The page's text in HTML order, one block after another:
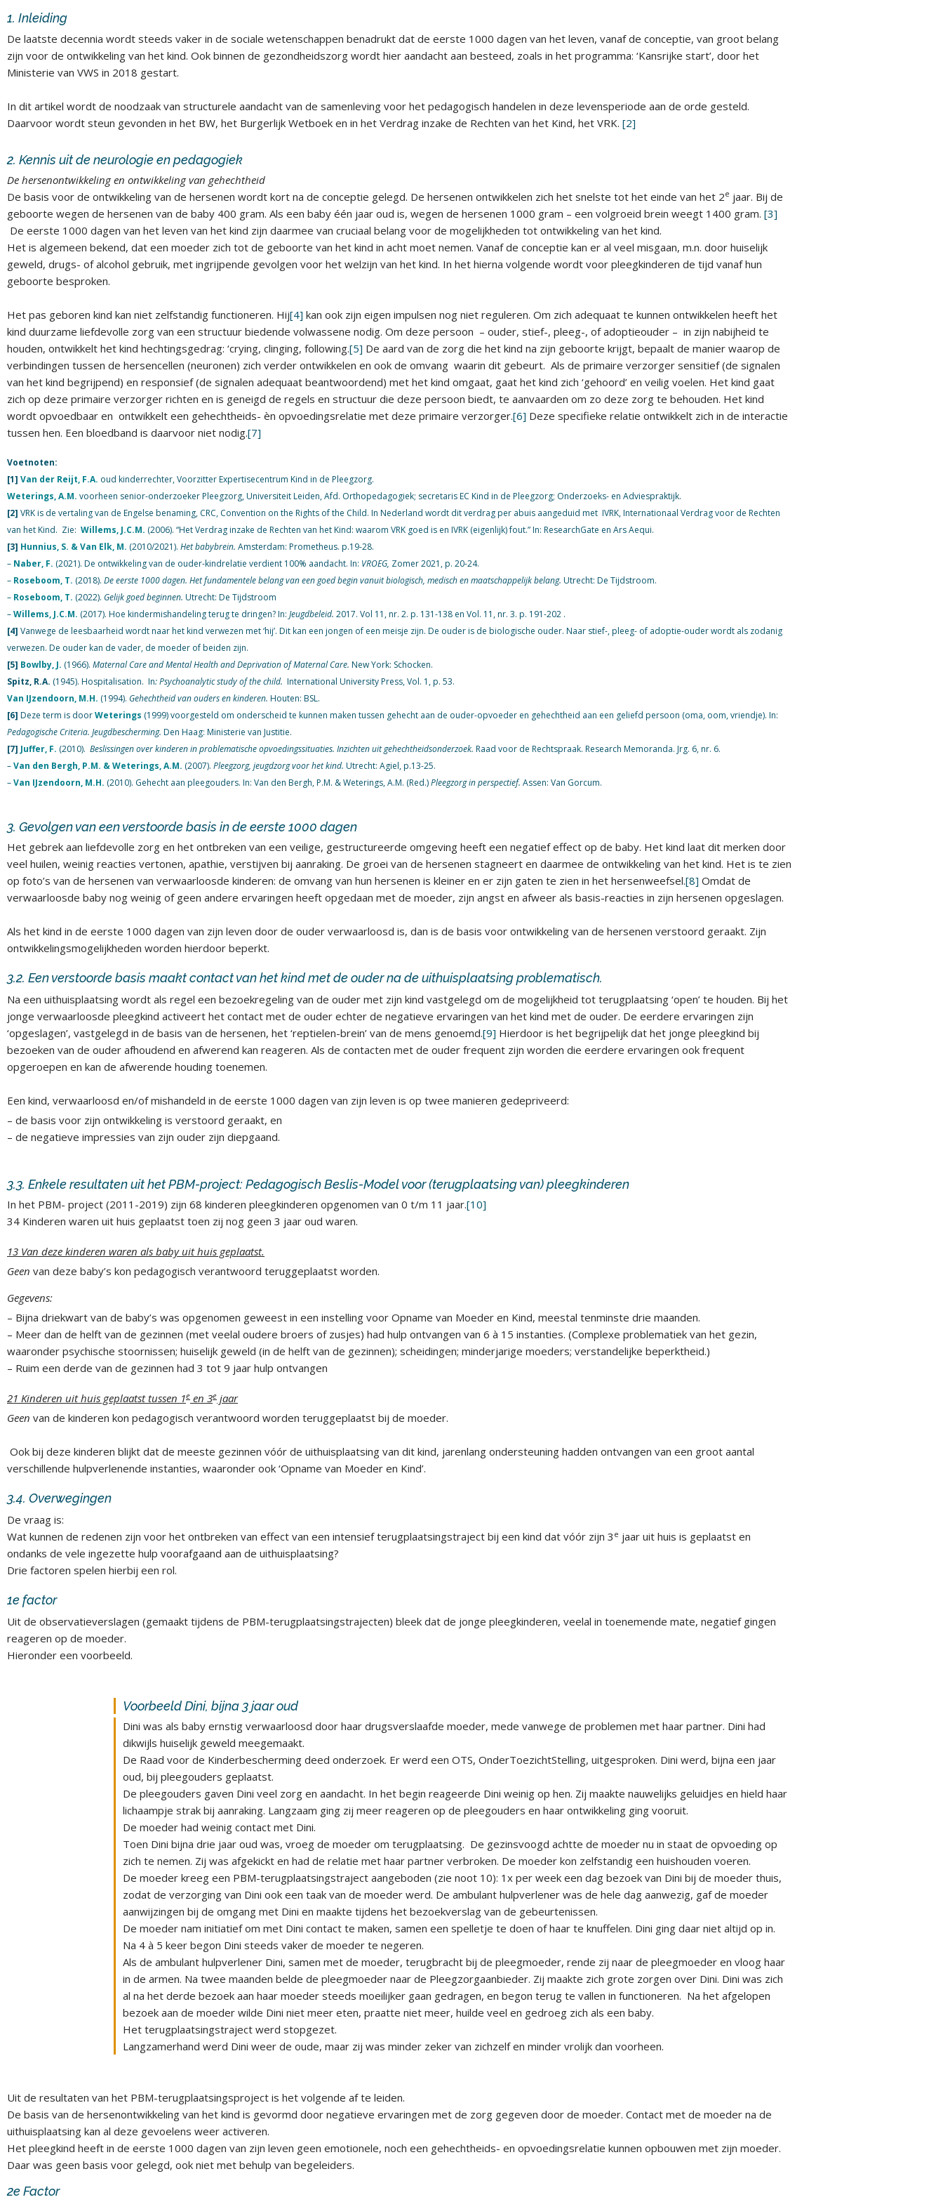
1. Inleiding
De laatste decennia wordt steeds vaker in de sociale wetenschappen benadrukt dat de eerste 1000 dagen van het leven, vanaf de conceptie, van groot belang
zijn voor de ontwikkeling van het kind. Ook binnen de gezondheidszorg wordt hier aandacht aan besteed, zoals in het programma: ‘Kansrijke start’, door het
Ministerie van VWS in 2018 gestart.
In dit artikel wordt de noodzaak van structurele aandacht van de samenleving voor het pedagogisch handelen in deze levensperiode aan de orde gesteld.
Daarvoor wordt steun gevonden in het BW, het Burgerlijk Wetboek en in het Verdrag inzake de Rechten van het Kind, het VRK. [2]
2. Kennis uit de neurologie en pedagogiek
De hersenontwikkeling en ontwikkeling van gehechtheid
De basis voor de ontwikkeling van de hersenen wordt kort na de conceptie gelegd. De hersenen ontwikkelen zich het snelste tot het einde van het 2e jaar. Bij de
geboorte wegen de hersenen van de baby 400 gram. Als een baby één jaar oud is, wegen de hersenen 1000 gram – een volgroeid brein weegt 1400 gram. [3]
De eerste 1000 dagen van het leven van het kind zijn daarmee van cruciaal belang voor de mogelijkheden tot ontwikkeling van het kind.
Het is algemeen bekend, dat een moeder zich tot de geboorte van het kind in acht moet nemen. Vanaf de conceptie kan er al veel misgaan, m.n. door huiselijk
geweld, drugs- of alcohol gebruik, met ingrijpende gevolgen voor het welzijn van het kind. In het hierna volgende wordt voor pleegkinderen de tijd vanaf hun
geboorte besproken.
Het pas geboren kind kan niet zelfstandig functioneren. Hij[4] kan ook zijn eigen impulsen nog niet reguleren. Om zich adequaat te kunnen ontwikkelen heeft het
kind duurzame liefdevolle zorg van een structuur biedende volwassene nodig. Om deze persoon – ouder, stief-, pleeg-, of adoptieouder – in zijn nabijheid te
houden, ontwikkelt het kind hechtingsgedrag: ‘crying, clinging, following.[5] De aard van de zorg die het kind na zijn geboorte krijgt, bepaalt de manier waarop de
verbindingen tussen de hersencellen (neuronen) zich verder ontwikkelen en ook de omvang waarin dit gebeurt. Als de primaire verzorger sensitief (de signalen
van het kind begrijpend) en responsief (de signalen adequaat beantwoordend) met het kind omgaat, gaat het kind zich ‘gehoord’ en veilig voelen. Het kind gaat
zich op deze primaire verzorger richten en is geneigd de regels en structuur die deze persoon biedt, te aanvaarden om zo deze zorg te behouden. Het kind
wordt opvoedbaar en ontwikkelt een gehechtheids- èn opvoedingsrelatie met deze primaire verzorger.[6] Deze specifieke relatie ontwikkelt zich in de interactie
tussen hen. Een bloedband is daarvoor niet nodig.[7]
Voetnoten:
[1] Van der Reijt, F.A. oud kinderrechter, Voorzitter Expertisecentrum Kind in de Pleegzorg.
Weterings, A.M. voorheen senior-onderzoeker Pleegzorg, Universiteit Leiden, Afd. Orthopedagogiek; secretaris EC Kind in de Pleegzorg; Onderzoeks- en Adviespraktijk.
[2] VRK is de vertaling van de Engelse benaming, CRC, Convention on the Rights of the Child. In Nederland wordt dit verdrag per abuis aangeduid met IVRK, Internationaal Verdrag voor de Rechten
van het Kind. Zie: Willems, J.C.M. (2006). “Het Verdrag inzake de Rechten van het Kind: waarom VRK goed is en IVRK (eigenlijk) fout.” In: ResearchGate en Ars Aequi.
[3] Hunnius, S. & Van Elk, M. (2010/2021). Het babybrein. Amsterdam: Prometheus. p.19-28.
– Naber, F. (2021). De ontwikkeling van de ouder-kindrelatie verdient 100% aandacht. In: VROEG, Zomer 2021, p. 20-24.
– Roseboom, T. (2018). De eerste 1000 dagen. Het fundamentele belang van een goed begin vanuit biologisch, medisch en maatschappelijk belang. Utrecht: De Tijdstroom.
– Roseboom, T. (2022). Gelijk goed beginnen. Utrecht: De Tijdstroom
–Willems, J.C.M. (2017). Hoe kindermishandeling terug te dringen? In: Jeugdbeleid. 2017. Vol 11, nr. 2. p. 131-138 en Vol. 11, nr. 3. p. 191-202 .
[4] Vanwege de leesbaarheid wordt naar het kind verwezen met ‘hij’. Dit kan een jongen of een meisje zijn. De ouder is de biologische ouder. Naar stief-, pleeg- of adoptie-ouder wordt als zodanig
verwezen. De ouder kan de vader, de moeder of beiden zijn.
[5] Bowlby, J. (1966). Maternal Care and Mental Health and Deprivation of Maternal Care. New York: Schocken.
Spitz, R.A. (1945). Hospitalisation. In: Psychoanalytic study of the child. International University Press, Vol. 1, p. 53.
Van IJzendoorn, M.H. (1994). Gehechtheid van ouders en kinderen. Houten: BSL.
[6] Deze term is doorWeterings (1999) voorgesteld om onderscheid te kunnen maken tussen gehecht aan de ouder-opvoeder en gehechtheid aan een geliefd persoon (oma, oom, vriendje). In:
Pedagogische Criteria. Jeugdbescherming. Den Haag: Ministerie van Justitie.
[7] Juffer, F. (2010). Beslissingen over kinderen in problematische opvoedingssituaties. Inzichten uit gehechtheidsonderzoek. Raad voor de Rechtspraak. Research Memoranda. Jrg. 6, nr. 6.
–Van den Bergh, P.M. & Weterings, A.M. (2007). Pleegzorg, jeugdzorg voor het kind. Utrecht: Agiel, p.13-25.
–Van IJzendoorn, M.H. (2010). Gehecht aan pleegouders. In: Van den Bergh, P.M. & Weterings, A.M. (Red.)Pleegzorg in perspectief. Assen: Van Gorcum.
3. Gevolgen van een verstoorde basis in de eerste 1000 dagen
Het gebrek aan liefdevolle zorg en het ontbreken van een veilige, gestructureerde omgeving heeft een negatief effect op de baby. Het kind laat dit merken door
veel huilen, weinig reacties vertonen, apathie, verstijven bij aanraking. De groei van de hersenen stagneert en daarmee de ontwikkeling van het kind. Het is te zien
op foto’s van de hersenen van verwaarloosde kinderen: de omvang van hun hersenen is kleiner en er zijn gaten te zien in het hersenweefsel.[8] Omdat de
verwaarloosde baby nog weinig of geen andere ervaringen heeft opgedaan met de moeder, zijn angst en afweer als basis-reacties in zijn hersenen opgeslagen.
Als het kind in de eerste 1000 dagen van zijn leven door de ouder verwaarloosd is, dan is de basis voor ontwikkeling van de hersenen verstoord geraakt. Zijn
ontwikkelingsmogelijkheden worden hierdoor beperkt.
3.2. Een verstoorde basis maakt contact van het kind met de ouder na de uithuisplaatsing problematisch.
Na een uithuisplaatsing wordt als regel een bezoekregeling van de ouder met zijn kind vastgelegd om de mogelijkheid tot terugplaatsing ‘open’ te houden. Bij het
jonge verwaarloosde pleegkind activeert het contact met de ouder echter de negatieve ervaringen van het kind met de ouder. De eerdere ervaringen zijn
‘opgeslagen’, vastgelegd in de basis van de hersenen, het ‘reptielen-brein’ van de mens genoemd.[9] Hierdoor is het begrijpelijk dat het jonge pleegkind bij
bezoeken van de ouder afhoudend en afwerend kan reageren. Als de contacten met de ouder frequent zijn worden die eerdere ervaringen ook frequent
opgeroepen en kan de afwerende houding toenemen.
Een kind, verwaarloosd en/of mishandeld in de eerste 1000 dagen van zijn leven is op twee manieren gedepriveerd:
– de basis voor zijn ontwikkeling is verstoord geraakt, en
– de negatieve impressies van zijn ouder zijn diepgaand.
3.3. Enkele resultaten uit het PBM-project: Pedagogisch Beslis-Model voor (terugplaatsing van) pleegkinderen
In het PBM- project (2011-2019) zijn 68 kinderen pleegkinderen opgenomen van 0 t/m 11 jaar.[10]
34 Kinderen waren uit huis geplaatst toen zij nog geen 3 jaar oud waren.
13 Van deze kinderen waren als baby uit huis geplaatst.
Geen van deze baby’s kon pedagogisch verantwoord teruggeplaatst worden.
Gegevens:
– Bijna driekwart van de baby’s was opgenomen geweest in een instelling voor Opname van Moeder en Kind, meestal tenminste drie maanden.
– Meer dan de helft van de gezinnen (met veelal oudere broers of zusjes) had hulp ontvangen van 6 à 15 instanties. (Complexe problematiek van het gezin,
waaronder psychische stoornissen; huiselijk geweld (in de helft van de gezinnen); scheidingen; minderjarige moeders; verstandelijke beperktheid.)
– Ruim een derde van de gezinnen had 3 tot 9 jaar hulp ontvangen
21 Kinderen uit huis geplaatst tussen 1e en 3e jaar
Geen van de kinderen kon pedagogisch verantwoord worden teruggeplaatst bij de moeder.
Ook bij deze kinderen blijkt dat de meeste gezinnen vóór de uithuisplaatsing van dit kind, jarenlang ondersteuning hadden ontvangen van een groot aantal
verschillende hulpverlenende instanties, waaronder ook ‘Opname van Moeder en Kind’.
3.4. Overwegingen
De vraag is:
Wat kunnen de redenen zijn voor het ontbreken van effect van een intensief terugplaatsingstraject bij een kind dat vóór zijn 3 e jaar uit huis is geplaatst en
ondanks de vele ingezette hulp voorafgaand aan de uithuisplaatsing?
Drie factoren spelen hierbij een rol.
1e factor
Uit de observatieverslagen (gemaakt tijdens de PBM-terugplaatsingstrajecten) bleek dat de jonge pleegkinderen, veelal in toenemende mate, negatief gingen
reageren op de moeder.
Hieronder een voorbeeld.
Voorbeeld Dini, bijna 3 jaar oud
Dini was als baby ernstig verwaarloosd door haar drugsverslaafde moeder, mede vanwege de problemen met haar partner. Dini had
dikwijls huiselijk geweld meegemaakt.
De Raad voor de Kinderbescherming deed onderzoek. Er werd een OTS, OnderToezichtStelling, uitgesproken. Dini werd, bijna een jaar
oud, bij pleegouders geplaatst.
De pleegouders gaven Dini veel zorg en aandacht. In het begin reageerde Dini weinig op hen. Zij maakte nauwelijks geluidjes en hield haar
lichaampje strak bij aanraking. Langzaam ging zij meer reageren op de pleegouders en haar ontwikkeling ging vooruit.
De moeder had weinig contact met Dini.
Toen Dini bijna drie jaar oud was, vroeg de moeder om terugplaatsing. De gezinsvoogd achtte de moeder nu in staat de opvoeding op
zich te nemen. Zij was afgekickt en had de relatie met haar partner verbroken. De moeder kon zelfstandig een huishouden voeren.
De moeder kreeg een PBM-terugplaatsingstraject aangeboden (zie noot 10): 1x per week een dag bezoek van Dini bij de moeder thuis,
zodat de verzorging van Dini ook een taak van de moeder werd. De ambulant hulpverlener was de hele dag aanwezig, gaf de moeder
aanwijzingen bij de omgang met Dini en maakte tijdens het bezoekverslag van de gebeurtenissen.
De moeder nam initiatief om met Dini contact te maken, samen een spelletje te doen of haar te knuffelen. Dini ging daar niet altijd op in.
Na 4 à 5 keer begon Dini steeds vaker de moeder te negeren.
Als de ambulant hulpverlener Dini, samen met de moeder, terugbracht bij de pleegmoeder, rende zij naar de pleegmoeder en vloog haar
in de armen. Na twee maanden belde de pleegmoeder naar de Pleegzorgaanbieder. Zij maakte zich grote zorgen over Dini. Dini was zich
al na het derde bezoek aan haar moeder steeds moeilijker gaan gedragen, en begon terug te vallen in functioneren. Na het afgelopen
bezoek aan de moeder wilde Dini niet meer eten, praatte niet meer, huilde veel en gedroeg zich als een baby.
Het terugplaatsingstraject werd stopgezet.
Langzamerhand werd Dini weer de oude, maar zij was minder zeker van zichzelf en minder vrolijk dan voorheen.
Uit de resultaten van het PBM-terugplaatsingsproject is het volgende af te leiden.
De basis van de hersenontwikkeling van het kind is gevormd door negatieve ervaringen met de zorg gegeven door de moeder. Contact met de moeder na de
uithuisplaatsing kan al deze gevoelens weer activeren.
Het pleegkind heeft in de eerste 1000 dagen van zijn leven geen emotionele, noch een gehechtheids- en opvoedingsrelatie kunnen opbouwen met zijn moeder.
Daar was geen basis voor gelegd, ook niet met behulp van begeleiders.
2e Factor